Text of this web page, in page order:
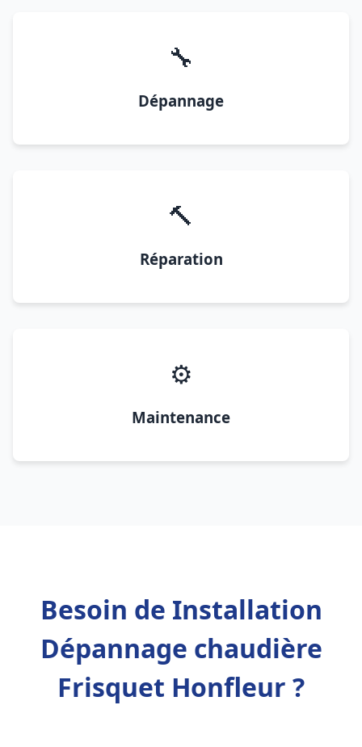
🔧
Dépannage
🔨
Réparation
⚙️
Maintenance
Besoin de Installation
Dépannage chaudière
Frisquet Honfleur ?